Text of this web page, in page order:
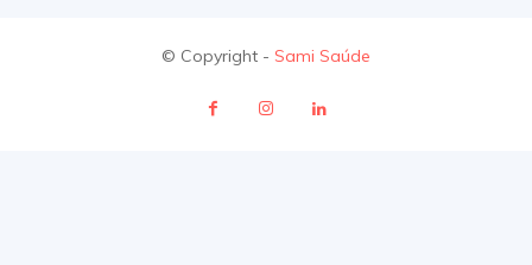
© Copyright - Sami Saúde